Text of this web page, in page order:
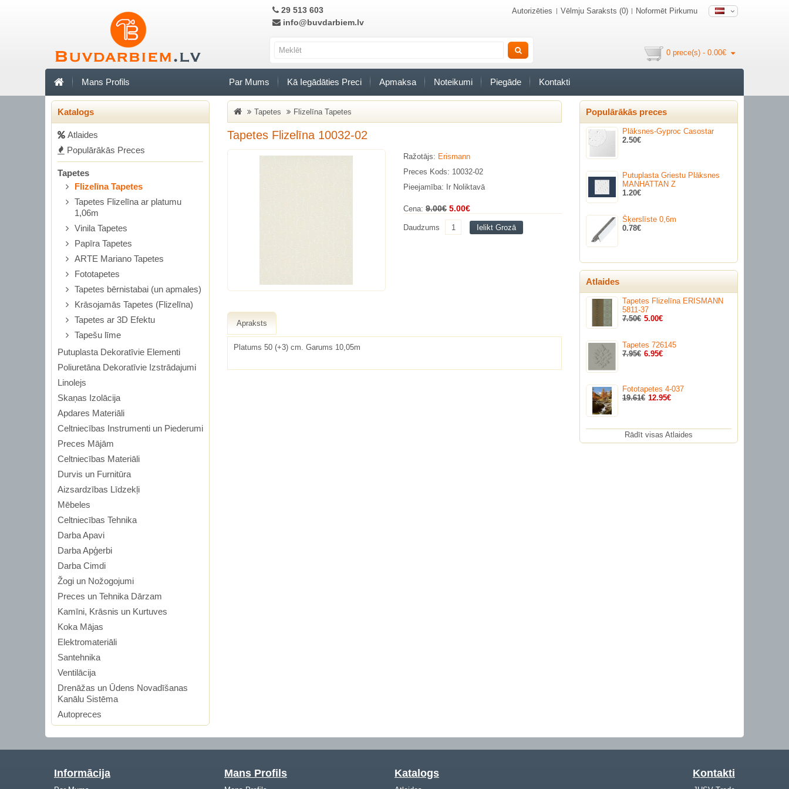
29 513 603
info@buvdarbiem.lv
Autorizēties Vēlmju Saraksts (0) Noformēt Pirkumu
0 prece(s) - 0.00€
Mans Profils Par Mums Kā Iegādāties Preci Apmaksa Noteikumi Piegāde Kontakti
Katalogs
Аtlaides
Populārākās Preces
Tapetes
Flizelīna Tapetes
Tapetes Flizelīna ar platumu
1,06m
Vinila Tapetes
Papīra Tapetes
ARTE Mariano Tapetes
Fototapetes
Tapetes bērnistabai (un apmales)
Krāsojamās Tapetes (Flizelīna)
Tapetes ar 3D Efektu
Tapešu līme
Putuplasta Dekoratīvie Elementi
Poliuretāna Dekoratīvie Izstrādajumi
Linolejs
Skaņas Izolācija
Apdares Materiāli
Celtniecības Instrumenti un Piederumi
Preces Mājām
Celtniecības Materiāli
Durvis un Furnitūra
Aizsardzības Līdzekļi
Mēbeles
Celtniecības Tehnika
Darba Apavi
Darba Apģerbi
Darba Cimdi
Žogi un Nožogojumi
Preces un Tehnika Dārzam
Kamīni, Krāsnis un Kurtuves
Koka Mājas
Elektromateriāli
Santehnika
Ventilācija
Drenāžas un Ūdens Novadīšanas
Kanālu Sistēma
Autopreces
Tapetes Flizelīna Tapetes
Tapetes Flizelīna 10032-02
Ražotājs: Erismann
Preces Kods: 10032-02
Pieejamība: Ir Noliktavā
Cena: 9.00€ 5.00€
Daudzums Ielikt Grozā
Apraksts
Platums 50 (+3) cm. Garums 10,05m
Populārākās preces
Plāksnes-Gyproc Casostar
2.50€
Putuplasta Griestu Plāksnes
MANHATTAN Z
1.20€
Šķerslīste 0,6m
0.78€
Atlaides
Tapetes Flizelīna ERISMANN
5811-37
7.50€ 5.00€
Tapetes 726145
7.95€ 6.95€
Fototapetes 4-037
19.61€ 12.95€
Rādīt visas Atlaides
Informācija Mans Profils Katalogs Kontakti